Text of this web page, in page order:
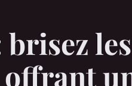
brisez les
offrant